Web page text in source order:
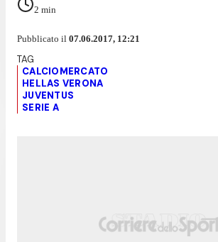
2 min
Pubblicato il 07.06.2017, 12:21
CALCIOMERCATO
HELLAS VERONA
JUVENTUS
SERIE A